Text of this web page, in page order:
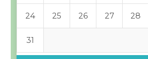
24 25 26 27 28
31